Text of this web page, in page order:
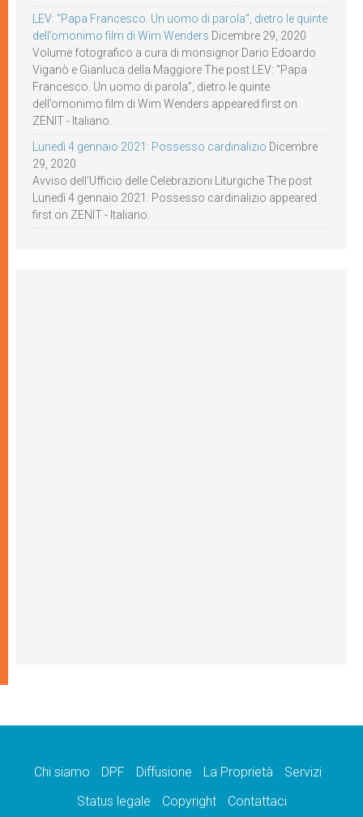
LEV: “Papa Francesco. Un uomo di parola”, dietro le quinte
dell’omonimo film di Wim Wenders Dicembre 29, 2020
Volume fotografico a cura di monsignor Dario Edoardo
Viganò e Gianluca della Maggiore The post LEV: “Papa
Francesco. Un uomo di parola”, dietro le quinte
dell’omonimo film di Wim Wenders appeared first on
ZENIT - Italiano.
Lunedì 4 gennaio 2021: Possesso cardinalizio Dicembre
29, 2020
Avviso dell’Ufficio delle Celebrazioni Liturgiche The post
Lunedì 4 gennaio 2021: Possesso cardinalizio appeared
first on ZENIT - Italiano.
Chi siamo DPF Diffusione La Proprietà
Servizi
Status legale
Copyright Contattaci